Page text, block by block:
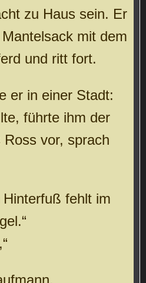
zu Haus sein. Er
mit dem
und ritt fort.
er in einer Stadt:
führte ihm der
vor, sprach
Hinterfuß fehlt im